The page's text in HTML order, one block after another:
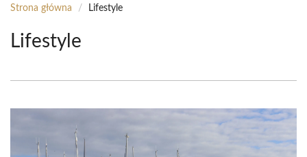
Strona główna / Lifestyle
Lifestyle